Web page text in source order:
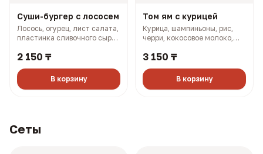
Суши-бургер с лососем
Лосось, огурец, лист салата,
пластинка сливочного сыра,
боул (330 гр, 910 ккал)
2 150 ₸
В корзину
Том ям с курицей
Курица, шампиньоны, рис,
черри, кокосовое молоко,
3 150 ₸
В корзину
Сеты